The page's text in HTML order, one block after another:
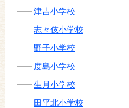
津吉小学校
志々伎小学校
野子小学校
度島小学校
生月小学校
田平北小学校